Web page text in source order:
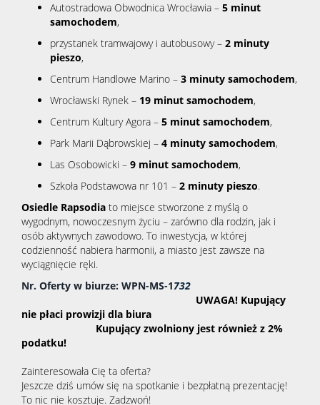
Autostradowa Obwodnica Wrocławia – 5 minut
samochodem,
przystanek tramwajowy i autobusowy – 2 minuty
pieszo,
Centrum Handlowe Marino – 3 minuty samochodem,
Wrocławski Rynek – 19 minut samochodem,
Centrum Kultury Agora – 5 minut samochodem,
Park Marii Dąbrowskiej – 4 minuty samochodem,
Las Osobowicki – 9 minut samochodem,
Szkoła Podstawowa nr 101 – 2 minuty pieszo.
Osiedle Rapsodia to miejsce stworzone z myślą o
wygodnym, nowoczesnym życiu – zarówno dla rodzin, jak i
osób aktywnych zawodowo. To inwestycja, w której
codzienność nabiera harmonii, a miasto jest zawsze na
wyciągnięcie ręki.
Nr. Oferty w biurze: WPN-MS-1732
UWAGA! Kupujący
nie płaci prowizji dla biura
Kupujący zwolniony jest również z 2%
podatku!
Zainteresowała Cię ta oferta?
Jeszcze dziś umów się na spotkanie i bezpłatną prezentację!
To nic nie kosztuje. Zadzwoń!